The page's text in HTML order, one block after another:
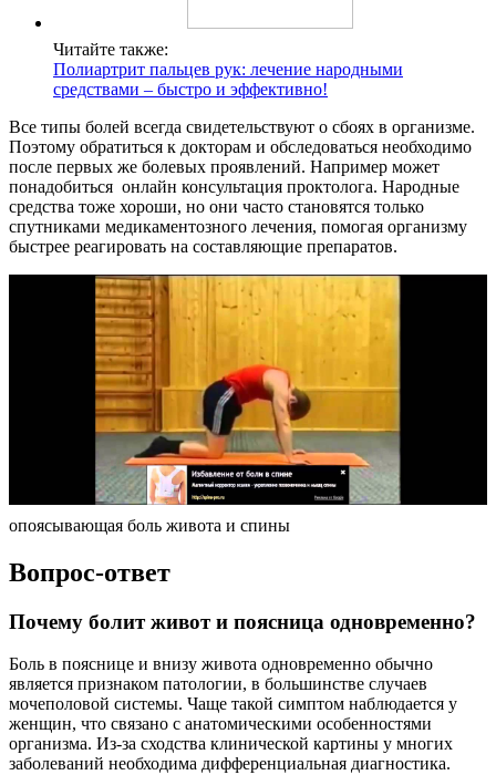
Читайте также:
Полиартрит пальцев рук: лечение народными
средствами – быстро и эффективно!
Все типы болей всегда свидетельствуют о сбоях в организме.
Поэтому обратиться к докторам и обследоваться необходимо
после первых же болевых проявлений. Например может
понадобиться онлайн консультация проктолога. Народные
средства тоже хороши, но они часто становятся только
спутниками медикаментозного лечения, помогая организму
быстрее реагировать на составляющие препаратов.
опоясывающая боль живота и спины
Вопрос-ответ
Почему болит живот и поясница одновременно?
Боль в пояснице и внизу живота одновременно обычно
является признаком патологии, в большинстве случаев
мочеполовой системы. Чаще такой симптом наблюдается у
женщин, что связано с анатомическими особенностями
организма. Из-за сходства клинической картины у многих
заболеваний необходима дифференциальная диагностика.